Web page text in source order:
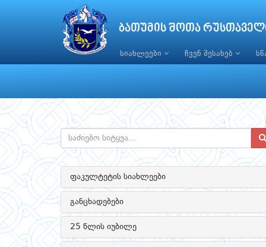
ბათუმის შოთა
სიახლეები ჩვენ შესახებ
ფაკულტეტის სიახლეები
განცხადებები
25 წლის იუბილე